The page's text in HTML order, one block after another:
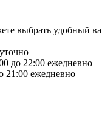
выбрать удобный
до 22:00 ежедневно
21:00 ежедневно